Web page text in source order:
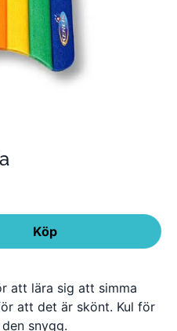
Köp
att lära sig att simma
att det är skönt. Kul för
snygg.